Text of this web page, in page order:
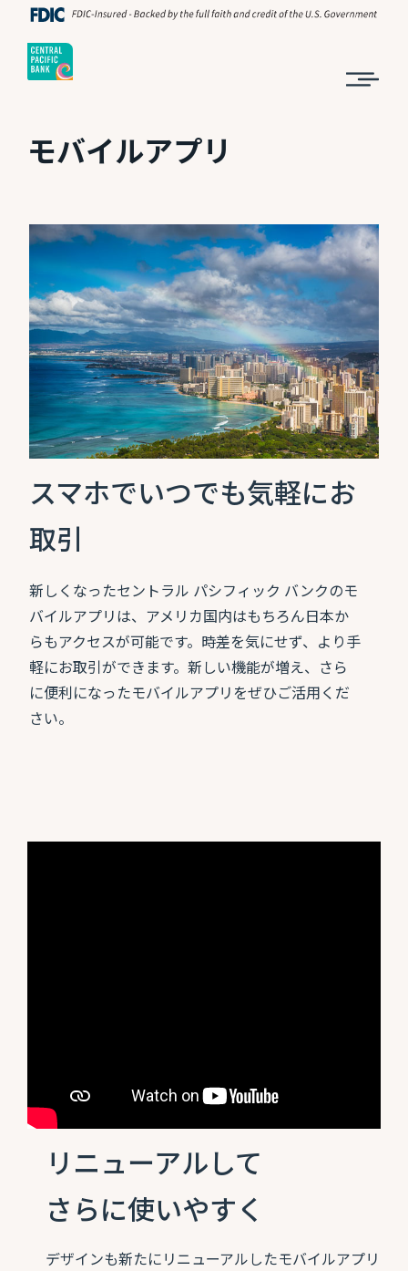
モバイルアプリ
スマホでいつでも気軽にお
取引
新しくなったセントラル パシフィック バンクのモ
バイルアプリは、アメリカ国内はもちろん日本か
らもアクセスが可能です。時差を気にせず、より手
軽にお取引ができます。新しい機能が増え、さら
に便利になったモバイルアプリをぜひご活用くだ
さい。
リニューアルして
さらに使いやすく
デザインも新たにリニューアルしたモバイルアプリ